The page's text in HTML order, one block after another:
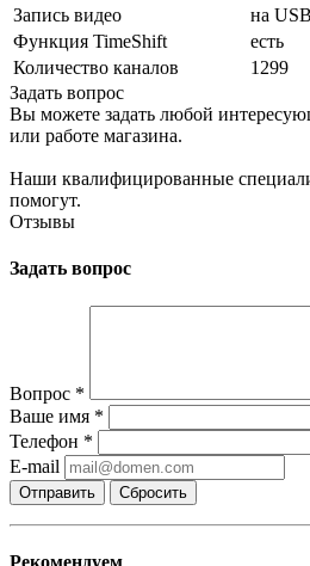
Запись видео
на
Функция TimeShift
есть
Количество каналов
1299
Задать вопрос
Вы можете задать любой
или работе магазина.
Наши квалифицированные
помогут.
Отзывы
Задать вопрос
Вопрос *
Ваше имя *
Телефон *
E-mail
Сбросить
Рекомендуем